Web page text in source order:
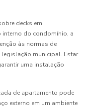
decks em
interno do condomínio, a
às normas de
municipal. Estar
uma instalação
de apartamento pode
externo em um ambiente